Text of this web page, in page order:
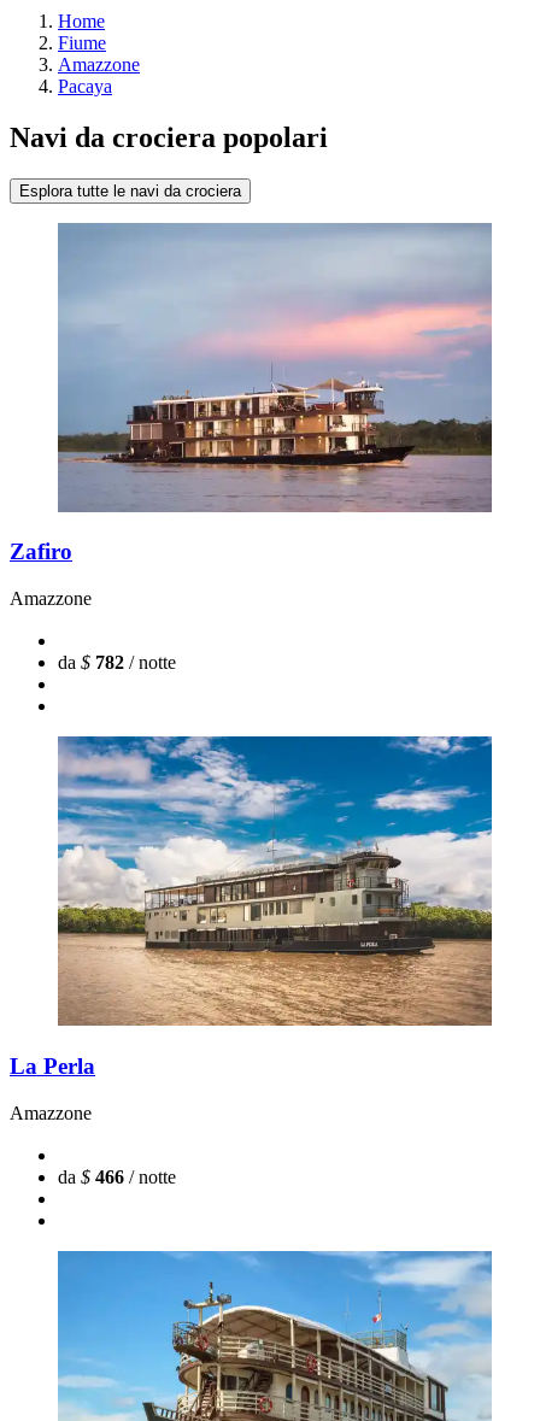
Home
Fiume
Amazzone
Pacaya
Navi da crociera popolari
Esplora tutte le navi da crociera
Zafiro
Amazzone
da $ 782 / notte
La Perla
Amazzone
da $ 466 / notte